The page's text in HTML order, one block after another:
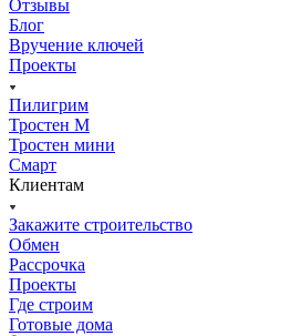
Отзывы
Блог
Вручение ключей
Проекты
Пилигрим
Тростен М
Тростен мини
Смарт
Клиентам
Закажите строительство
Обмен
Рассрочка
Проекты
Где строим
Готовые дома